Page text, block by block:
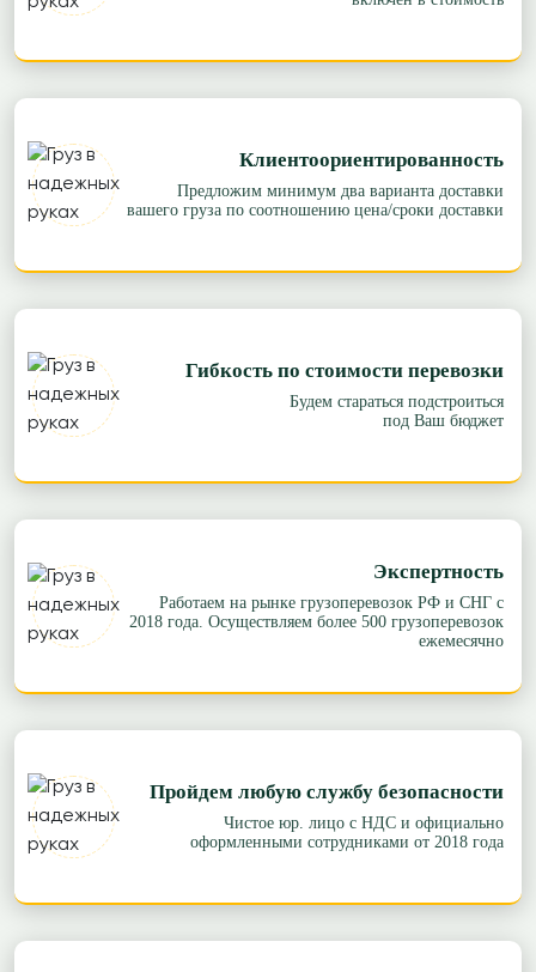
Клиентоориентированность
Предложим минимум два варианта доставки
вашего груза по соотношению цена/сроки доставки
Гибкость по стоимости перевозки
Будем стараться подстроиться
под Ваш бюджет
Экспертность
Работаем на рынке грузоперевозок РФ и СНГ с
2018 года. Осуществляем более 500 грузоперевозок
ежемесячно
Пройдем любую службу безопасности
Чистое юр. лицо с НДС и официально
оформленными сотрудниками от 2018 года